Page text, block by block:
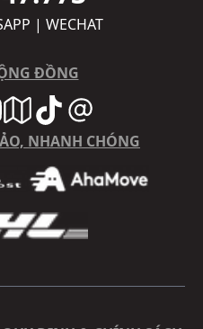
| WECHAT
ĐỒNG
NHANH CHÓNG